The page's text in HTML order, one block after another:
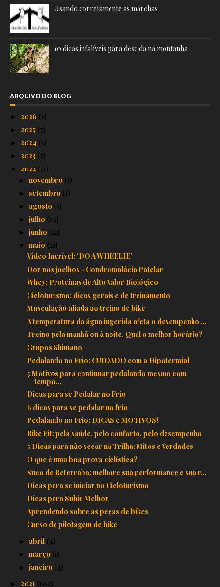
Usando corretamente as marchas
10 dicas infalíveis para descida na montanha
ARQUIVO DO BLOG
► 2026 (2)
► 2025 (7)
► 2024 (5)
► 2023 (7)
▼ 2022 (71)
► novembro (1)
► setembro (1)
► agosto (3)
► julho (14)
► junho (22)
▼ maio (21)
Vídeo Incrível: ‘DO A WHEELIE'
Dor nos joelhos - Condromalácia Patelar
Whey: Proteínas de Alto Valor Biológico
Cicloturismo: dicas gerais e de treinamento
Musculação aliada ao treino de bike
A temperatura da água ingerida afeta o desempenho ...
Treino pela manhã ou à noite. Qual o melhor horário?
Grupos Shimano
Pedalando no Frio: CUIDADO com a Hipotermia!
5 Motivos para continuar pedalando mesmo com
tempo...
Dicas para se Pedalar no Frio
6 dicas para se pedalar no frio
Pedalando no Frio: DICAS e MOTIVOS!
Bike Fit: pela saúde, pelo conforto, pelo desempenho
5 Dicas para não secar na Trilha: Mitos e Verdades
O que é uma boa prova ciclística?
Suco de Beterraba: melhore sua performance e sua r...
Dicas para se iniciar no Cicloturismo
Dicas para Subir Melhor
Aprendendo sobre as peças de bikes
Curso de pilotagem de bike
► abril (4)
► março (1)
► janeiro (4)
► 2021 (102)